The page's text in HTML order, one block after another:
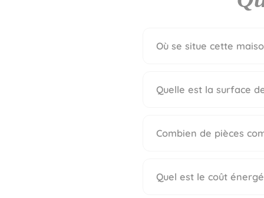
Où se situe cette
Quelle est la surface
Combien de pièces
Quel est le coût